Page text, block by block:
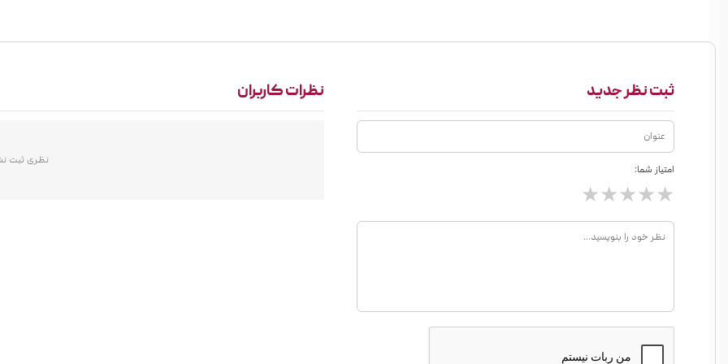
ثبت نظر جدید
امتیاز شما:
★
★
★
★
★
نظرات کاربران
نظری ثبت